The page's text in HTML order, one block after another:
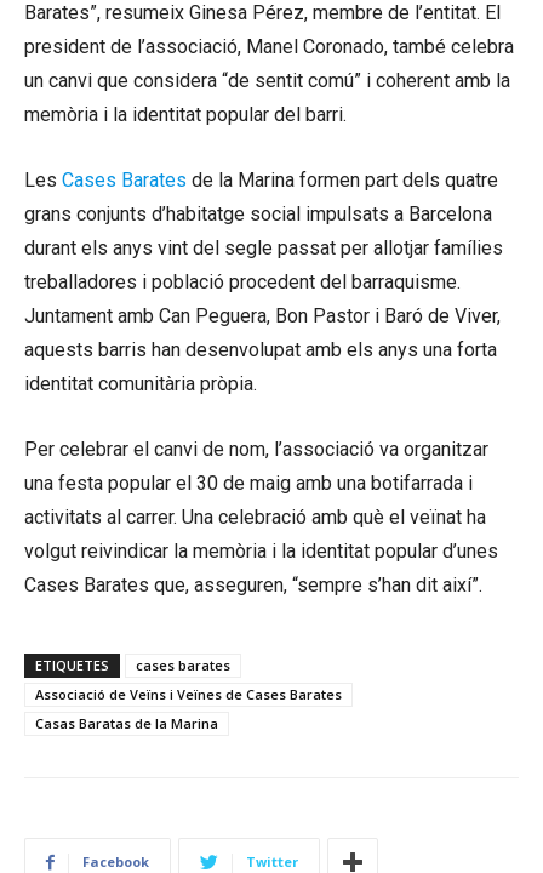
Barates”, resumeix Ginesa Pérez, membre de l’entitat. El
president de l’associació, Manel Coronado, també celebra
un canvi que considera “de sentit comú” i coherent amb la
memòria i la identitat popular del barri.
Les Cases Barates de la Marina formen part dels quatre
grans conjunts d’habitatge social impulsats a Barcelona
durant els anys vint del segle passat per allotjar famílies
treballadores i població procedent del barraquisme.
Juntament amb Can Peguera, Bon Pastor i Baró de Viver,
aquests barris han desenvolupat amb els anys una forta
identitat comunitària pròpia.
Per celebrar el canvi de nom, l’associació va organitzar
una festa popular el 30 de maig amb una botifarrada i
activitats al carrer. Una celebració amb què el veïnat ha
volgut reivindicar la memòria i la identitat popular d’unes
Cases Barates que, asseguren, “sempre s’han dit així”.
ETIQUETES
cases barates
Associació de Veïns i Veïnes de Cases Barates
Casas Baratas de la Marina
Facebook Twitter